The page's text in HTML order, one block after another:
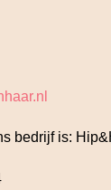
bedrijf is: